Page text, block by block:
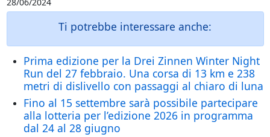
Ti potrebbe interessare anche:
Prima edizione per la Drei Zinnen Winter Night
Run del 27 febbraio. Una corsa di 13 km e 238
metri di dislivello con passaggi al chiaro di luna
Fino al 15 settembre sarà possibile partecipare
alla lotteria per l’edizione 2026 in programma
dal 24 al 28 giugno